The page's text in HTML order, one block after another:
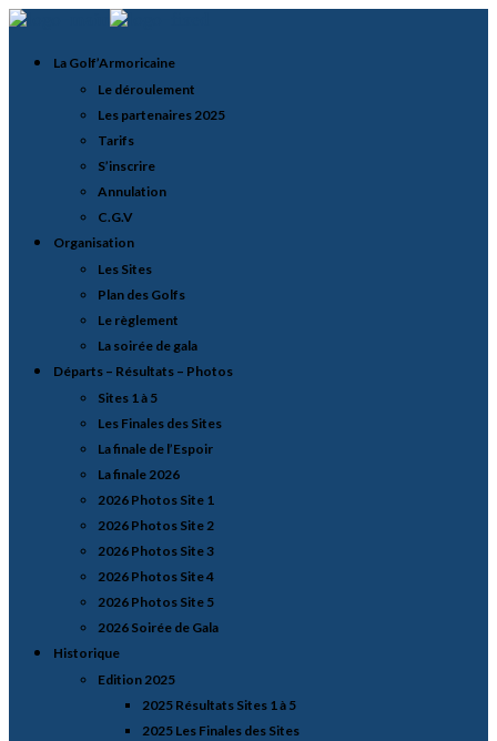
La Golf’Armoricaine
Le déroulement
Les partenaires 2025
Tarifs
S’inscrire
Annulation
C.G.V
Organisation
Les Sites
Plan des Golfs
Le règlement
La soirée de gala
Départs – Résultats – Photos
Sites 1 à 5
Les Finales des Sites
La finale de l’Espoir
La finale 2026
2026 Photos Site 1
2026 Photos Site 2
2026 Photos Site 3
2026 Photos Site 4
2026 Photos Site 5
2026 Soirée de Gala
Historique
Edition 2025
2025 Résultats Sites 1 à 5
2025 Les Finales des Sites